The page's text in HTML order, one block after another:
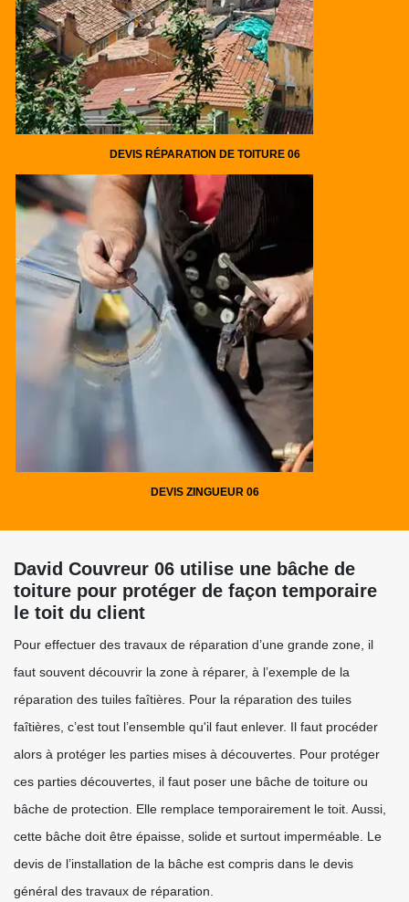
DEVIS RÉPARATION DE TOITURE 06
DEVIS ZINGUEUR 06
David Couvreur 06 utilise une bâche de
toiture pour protéger de façon temporaire
le toit du client
Pour effectuer des travaux de réparation d’une grande zone, il
faut souvent découvrir la zone à réparer, à l’exemple de la
réparation des tuiles faîtières. Pour la réparation des tuiles
faîtières, c’est tout l’ensemble qu'il faut enlever. Il faut procéder
alors à protéger les parties mises à découvertes. Pour protéger
ces parties découvertes, il faut poser une bâche de toiture ou
bâche de protection. Elle remplace temporairement le toit. Aussi,
cette bâche doit être épaisse, solide et surtout imperméable. Le
devis de l’installation de la bâche est compris dans le devis
général des travaux de réparation.